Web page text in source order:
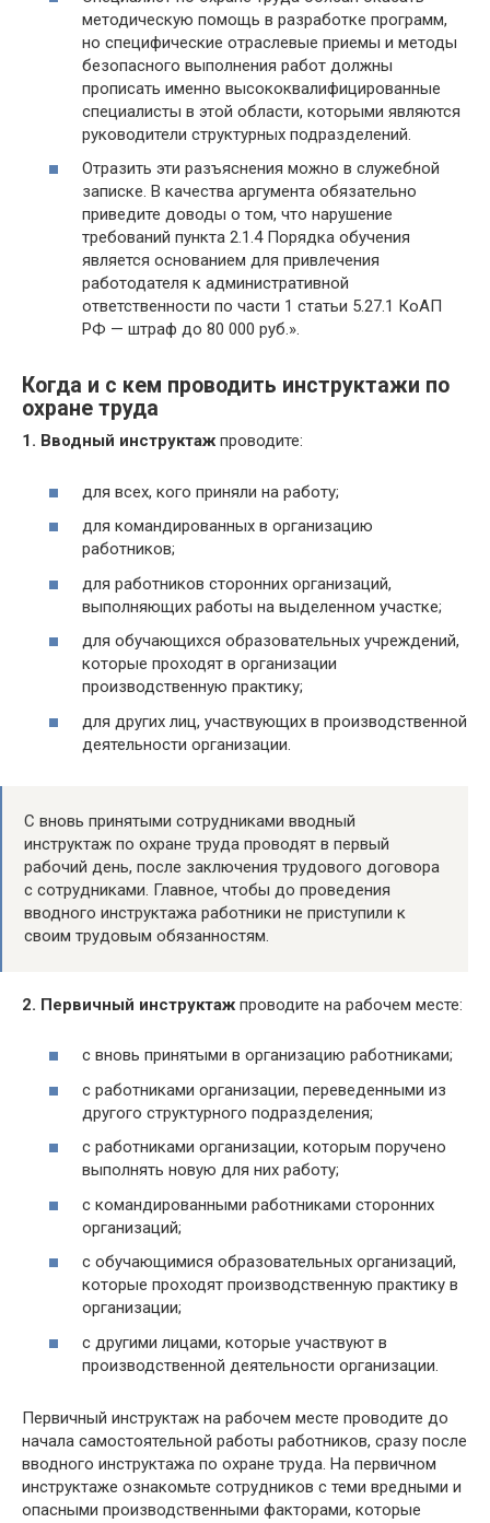
методическую помощь в разработке программ,
но специфические отраслевые приемы и методы
безопасного выполнения работ должны
прописать именно высококвалифицированные
специалисты в этой области, которыми являются
руководители структурных подразделений.
Отразить эти разъяснения можно в служебной
записке. В качества аргумента обязательно
приведите доводы о том, что нарушение
требований пункта 2.1.4 Порядка обучения
является основанием для привлечения
работодателя к административной
ответственности по части 1 статьи 5.27.1 КоАП
РФ — штраф до 80 000 руб.».
Когда и с кем проводить инструктажи по
охране труда
1. Вводный инструктаж проводите:
для всех, кого приняли на работу;
для командированных в организацию
работников;
для работников сторонних организаций,
выполняющих работы на выделенном участке;
для обучающихся образовательных учреждений,
которые проходят в организации
производственную практику;
для других лиц, участвующих в производственной
деятельности организации.
С вновь принятыми сотрудниками вводный
инструктаж по охране труда проводят в первый
рабочий день, после заключения трудового договора
с сотрудниками. Главное, чтобы до проведения
вводного инструктажа работники не приступили к
своим трудовым обязанностям.
2. Первичный инструктаж проводите на рабочем месте:
с вновь принятыми в организацию работниками;
с работниками организации, переведенными из
другого структурного подразделения;
с работниками организации, которым поручено
выполнять новую для них работу;
с командированными работниками сторонних
организаций;
с обучающимися образовательных организаций,
которые проходят производственную практику в
организации;
с другими лицами, которые участвуют в
производственной деятельности организации.
Первичный инструктаж на рабочем месте проводите до
начала самостоятельной работы работников, сразу после
вводного инструктажа по охране труда. На первичном
инструктаже ознакомьте сотрудников с теми вредными и
опасными производственными факторами, которые